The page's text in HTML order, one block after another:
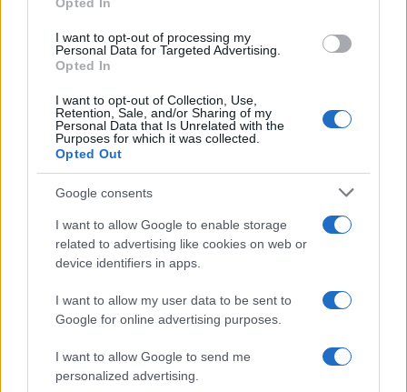
I want to opt-out of processing my
Personal Data for Targeted Advertising.
Opted In
I want to opt-out of Collection, Use,
Retention, Sale, and/or Sharing of my
Personal Data that Is Unrelated with the
Purposes for which it was collected.
Opted Out
Google consents
I want to allow Google to enable storage
related to advertising like cookies on web or
device identifiers in apps.
I want to allow my user data to be sent to
Google for online advertising purposes.
I want to allow Google to send me
personalized advertising.